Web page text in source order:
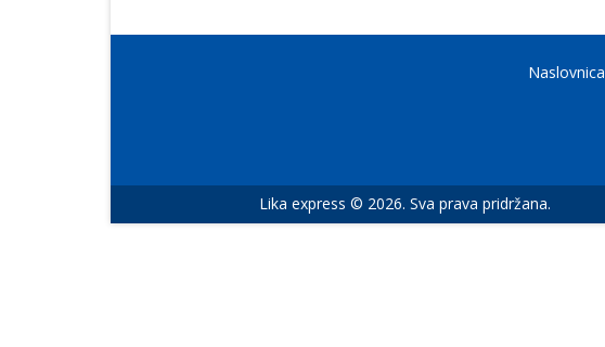
Naslovnica
Lika express © 2026. Sva prava pridržana.